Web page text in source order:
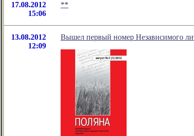
17.08.2012
15:06
**
13.08.2012
12:09
Вышел первый номер Независимого